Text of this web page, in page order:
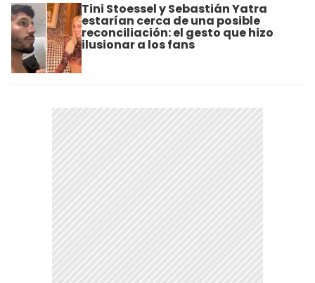
Tini Stoessel y Sebastián Yatra
estarían cerca de una posible
reconciliación: el gesto que hizo
ilusionar a los fans